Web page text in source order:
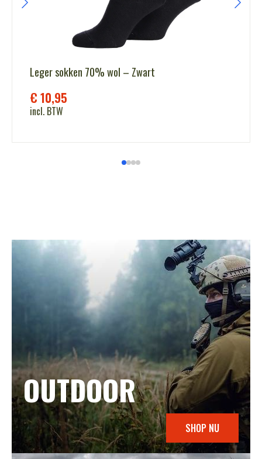
Leger sokken 70% wol – Zwart
€10,95
incl. BTW
OUTDOOR
SHOP NU